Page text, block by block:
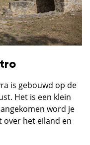
is gebouwd op de
Het is een klein
word je
het eiland en